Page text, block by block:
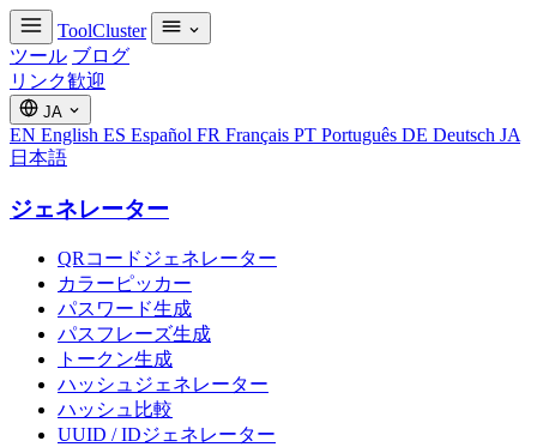
ToolCluster
ツール ブログ
リンク歓迎
JA
EN English ES Español FR Français PT Português DE Deutsch JA
日本語
ジェネレーター
QRコードジェネレーター
カラーピッカー
パスワード生成
パスフレーズ生成
トークン生成
ハッシュジェネレーター
ハッシュ比較
UUID / IDジェネレーター